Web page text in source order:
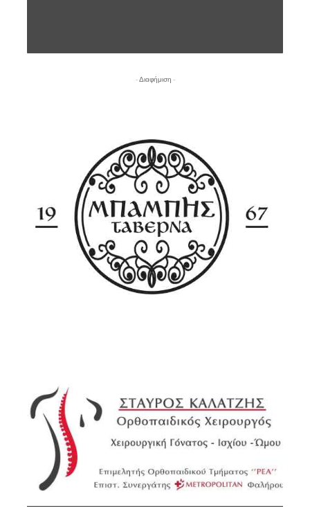
- Διαφήμιση -